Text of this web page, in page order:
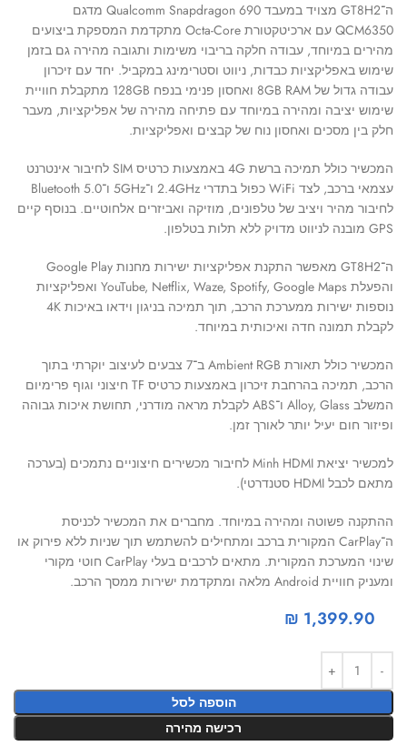
ה־GT8H2 מצויד במעבד Qualcomm Snapdragon 690 מדגם
QCM6350 עם ארכיטקטורת Octa-Core מתקדמת המספקת ביצועים
מהירים במיוחד, עבודה חלקה בריבוי משימות ותגובה מהירה גם בזמן
שימוש באפליקציות כבדות, ניווט וסטרימינג במקביל. יחד עם זיכרון
עבודה גדול של 8GB RAM ואחסון פנימי בנפח 128GB מתקבלת חוויית
שימוש יציבה ומהירה במיוחד עם פתיחה מהירה של אפליקציות, מעבר
חלק בין מסכים ואחסון נוח של קבצים ואפליקציות.
המכשיר כולל תמיכה ברשת 4G באמצעות כרטיס SIM לחיבור אינטרנט
עצמאי ברכב, לצד WiFi כפול בתדרי 2.4GHz ו־5GHz ו־Bluetooth 5.0
לחיבור מהיר ויציב של טלפונים, מוזיקה ואביזרים אלחוטיים. בנוסף קיים
GPS מובנה לניווט מדויק ללא תלות בטלפון.
ה־GT8H2 מאפשר התקנת אפליקציות ישירות מחנות Google Play
והפעלת YouTube, Netflix, Waze, Spotify, Google Maps ואפליקציות
נוספות ישירות ממערכת הרכב, תוך תמיכה בניגון וידאו באיכות 4K
לקבלת תמונה חדה ואיכותית במיוחד.
המכשיר כולל תאורת Ambient RGB ב־7 צבעים לעיצוב יוקרתי בתוך
הרכב, תמיכה בהרחבת זיכרון באמצעות כרטיס TF חיצוני וגוף פרימיום
המשלב Alloy, Glass ו־ABS לקבלת מראה מודרני, תחושת איכות גבוהה
ופיזור חום יעיל יותר לאורך זמן.
למכשיר יציאת Minh HDMI לחיבור מכשירים חיצוניים נתמכים (בערכה
מתאם לכבל HDMI סטנדרטי).
ההתקנה פשוטה ומהירה במיוחד. מחברים את המכשיר לכניסת
ה־CarPlay המקורית ברכב ומתחילים להשתמש תוך שניות ללא פירוק או
שינוי המערכת המקורית. מתאים לרכבים בעלי CarPlay חוטי מקורי
ומעניק חוויית Android מלאה ומתקדמת ישירות ממסך הרכב.
₪ 1,399.90
הוספה לסל
רכישה מהירה